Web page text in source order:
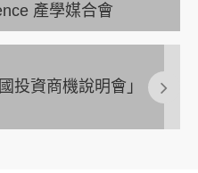
產學媒合會
投資商機說明會」